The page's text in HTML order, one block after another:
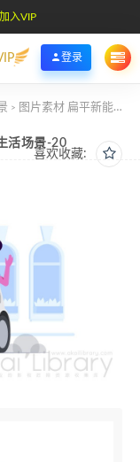
入VIP
登录
> 图片素材 扁平新能源汽车电动车科技智能生活场景-20
喜欢收藏:
活场景-20